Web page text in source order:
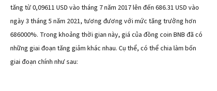
tăng từ 0,09611 USD vào tháng 7 năm 2017 lên đến 686.31 USD vào
ngày 3 tháng 5 năm 2021, tương đương với mức tăng trưởng hơn
686000%. Trong khoảng thời gian này, giá của đồng coin BNB đã có
những giai đoạn tăng giảm khác nhau. Cụ thể, có thể chia làm bốn
giai đoạn chính như sau: